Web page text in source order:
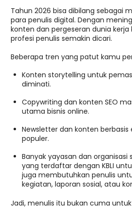
Tahun 2026 bisa dibilang sebagai
para penulis digital. Dengan
konten dan pergeseran dunia
profesi penulis semakin dicari.
Beberapa tren yang patut kamu
Konten storytelling untuk
diminati.
Copywriting dan konten SEO
utama bisnis online.
Newsletter dan konten
populer.
Banyak yayasan dan organisasi
yang terdaftar dengan KBLI
juga membutuhkan penulis
kegiatan, laporan sosial, atau
Jadi, menulis itu bukan cuma